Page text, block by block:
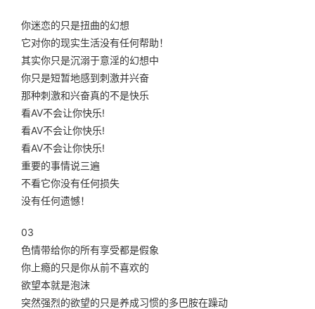
你迷恋的只是扭曲的幻想
它对你的现实生活没有任何帮助！
其实你只是沉溺于意淫的幻想中
你只是短暂地感到刺激并兴奋
那种刺激和兴奋真的不是快乐
看AV不会让你快乐!
看AV不会让你快乐!
看AV不会让你快乐!
重要的事情说三遍
不看它你没有任何损失
没有任何遗憾！
03
色情带给你的所有享受都是假象
你上瘾的只是你从前不喜欢的
欲望本就是泡沫
突然强烈的欲望的只是养成习惯的多巴胺在躁动